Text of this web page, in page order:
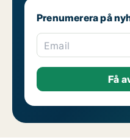
Prenumerera på
Email